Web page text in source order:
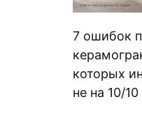
7 ошибок
которых
не на 10/10